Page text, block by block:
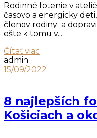
Rodinné fotenie v
časovo a energicky
členov rodiny a
ešte k tomu v...
Čítať viac
admin
15/09/2022
8 najlepších
Košiciach a